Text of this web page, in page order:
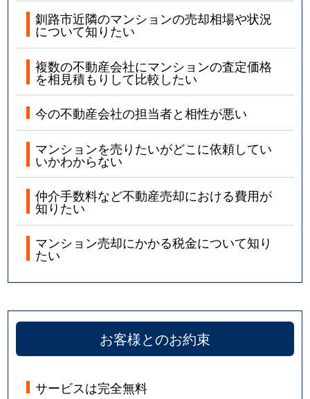
釧路市近隣のマンションの売却相場や状況
について知りたい
複数の不動産会社にマンションの査定価格
を相見積もりして比較したい
今の不動産会社の担当者と相性が悪い
マンションを売りたいがどこに依頼してい
いかわからない
仲介手数料など不動産売却における費用が
知りたい
マンション売却にかかる税金について知り
たい
お客様とのお約束
サービスは完全無料